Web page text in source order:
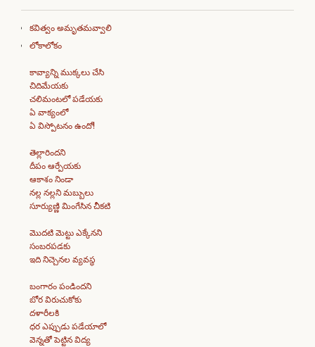
కవిత్వం అమృతమవ్వాలి
లోకాలోకం
కావ్యాన్ని ముక్కలు చేసి
చిదిమేయకు
చలిమంటలో పడేయకు
ఏ వాక్యంలో
ఏ విస్పోటనం ఉందో!
తెల్లారిందని
దీపం ఆర్పేయకు
ఆకాశం నిండా
నల్ల నల్లని మబ్బులు
సూర్యుణ్ణి మింగేసిన చీకటి
మొదటి మెట్టు ఎక్కేనని
సంబరపడకు
ఇది నిచ్చెనల వ్యవస్థ
బంగారం పండిందని
బోర విరుచుకోకు
దళారీలకి
ధర ఎప్పుడు పడేయాలో
వెన్నతో పెట్టిన విద్య